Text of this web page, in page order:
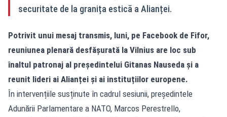
securitate de la granița estică a Alianței.
Potrivit unui mesaj transmis, luni, pe Facebook de Fifor,
reuniunea plenară desfășurată la Vilnius are loc sub
înaltul patronaj al președintelui Gitanas Nauseda și a
reunit lideri ai Alianței și ai instituțiilor europene.
În intervențiile susținute în cadrul sesiunii, președintele
Adunării Parlamentare a NATO, Marcos Perestrello,